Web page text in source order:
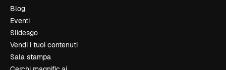
Blog
Eventi
Slidesgo
Vendi i tuoi contenuti
Sala stampa